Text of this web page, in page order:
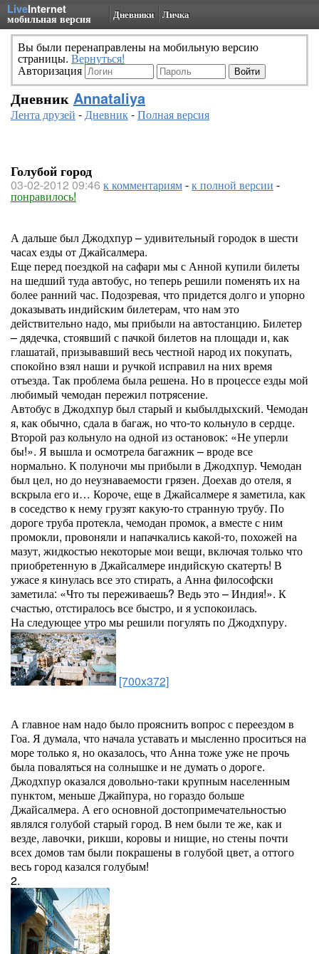
LiveInternet
мобильная версия Дневники Личка
Вы были перенаправлены на мобильную версию
страницы. Вернуться!
Авторизация
Дневник Annataliya
Лента друзей -Дневник-Полная версия
Голубой город
03-02-2012 09:46 к комментариям-к полной версии -
понравилось!
А дальше был Джодхпур – удивительный городок в шести
часах езды от Джайсалмера.
Еще перед поездкой на сафари мы с Анной купили билеты
на шедший туда автобус, но теперь решили поменять их на
более ранний час. Подозревая, что придется долго и упорно
доказывать индийским билетерам, что нам это
действительно надо, мы прибыли на автостанцию. Билетер
– дядечка, стоявший с пачкой билетов на площади и, как
глашатай, призывавший весь честной народ их покупать,
спокойно взял наши и ручкой исправил на них время
отъезда. Так проблема была решена. Но в процессе езды мой
любимый чемодан пережил потрясение.
Автобус в Джодхпур был старый и кыбылдыхский. Чемодан
я, как обычно, сдала в багаж, но что-то кольнуло в сердце.
Второй раз кольнуло на одной из остановок: «Не уперли
бы!». Я вышла и осмотрела багажник – вроде все
нормально. К полуночи мы прибыли в Джодхпур. Чемодан
был цел, но до неузнаваемости грязен. Доехав до отеля, я
вскрыла его и… Короче, еще в Джайсалмере я заметила, как
в соседство к нему грузят какую-то странную трубу. По
дороге труба протекла, чемодан промок, а вместе с ним
промокли, провоняли и напачкались какой-то, похожей на
мазут, жидкостью некоторые мои вещи, включая только что
приобретенную в Джайсалмере индийскую скатерть! В
ужасе я кинулась все это стирать, а Анна философски
заметила: «Что ты переживаешь? Ведь это – Индия!». К
счастью, отстиралось все быстро, и я успокоилась.
На следующее утро мы решили погулять по Джодхпуру.
[700x372]
А главное нам надо было прояснить вопрос с переездом в
Гоа. Я думала, что начала уставать и мысленно проситься на
море только я, но оказалось, что Анна тоже уже не прочь
была поваляться на солнышке и не думать о дороге.
Джодхпур оказался довольно-таки крупным населенным
пунктом, меньше Джайпура, но гораздо больше
Джайсалмера. А его основной достопримечательностью
являлся голубой старый город. В нем были те же, как и
везде, лавочки, рикши, коровы и нищие, но стены почти
всех домов там были покрашены в голубой цвет, а оттого
весь город казался голубым!
2.